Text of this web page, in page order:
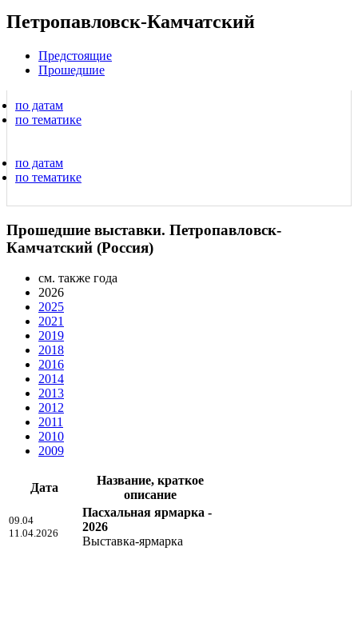
Петропавловск-Камчатский
Предстоящие
Прошедшие
по датам
по тематике
по датам
по тематике
Прошедшие выставки. Петропавловск-
Камчатский (Россия)
см. также года
2026
2025
2021
2019
2018
2016
2014
2013
2012
2011
2010
2009
Дата
Название, краткое
описание
09.04
11.04.2026
Пасхальная ярмарка -
2026
Выставка-ярмарка